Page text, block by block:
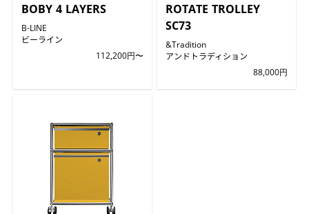
BOBY 4 LAYERS
B-LINE
ビーライン
112,200円〜
ROTATE TROLLEY
SC73
&Tradition
アンドトラディション
88,000円